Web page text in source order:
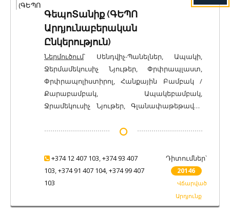
ԳեպոՏանիք (ԳԵՊՈ
Արդյունաբերական
Ընկերություն)
Ներմուծում՝ Սենդվիչ-Պանելներ, Ապակի,
Ջերմամեկուսիչ Նյութեր, Փրփրապլաստ,
Փրփրապոլիստիրոլ, Հանքային Բամբակ /
Քարաբամբակ, Ապակեբամբակ,
Ջրամեկուսիչ Նյութեր, Գլանափաթեթավոր
Նյութեր, Մետաղալար, Ուղղանկյուն
Ցինկապատ Տեսակային Գլանվածք,
Պողպատե Երկտավր, Պողպատե Անկյուն,
Ցինկապատ Մետաղական Թերթեր,
Ցինկապատ Հարթ Գլանվածք,
Գլանափաթեթավոր Ցանց Եռակցված,
Դիտումներ՝
20146
Վճարված
Արդյունք
+374 12 407 103 +374 93 407
103 +374 91 407 104, +374 99 407
103